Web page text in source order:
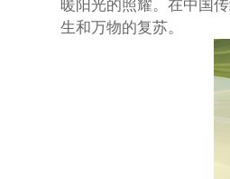
暖阳光的照耀。在中国
生和万物的复苏。